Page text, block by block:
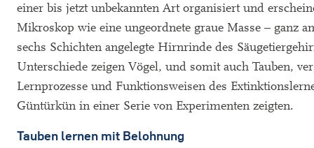
einer bis jetzt unbekannten Art organisiert und
Mikroskop wie eine ungeordnete graue Masse – ganz
sechs Schichten angelegte Hirnrinde des
Unterschiede zeigen Vögel, und somit auch Tauben,
Lernprozesse und Funktionsweisen des
Güntürkün in einer Serie von Experimenten zeigten.
Tauben lernen mit Belohnung